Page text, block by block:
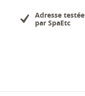
Adresse testée
par SpaEtc